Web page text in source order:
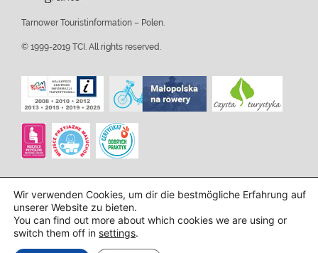
Tarnower Touristinformation – Polen.
© 1999-2019 TCI. All rights reserved.
Design und Implementierung:
Wir verwenden Cookies, um dir die bestmögliche Erfahrung auf
unserer Website zu bieten.
You can find out more about which cookies we are using or
switch them off in settings.